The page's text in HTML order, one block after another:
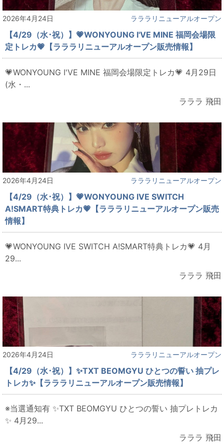
2026年4月24日 ラララリニューアルオープン
【4/29（水･祝）】💗WONYOUNG I'VE MINE 福岡会場限
定トレカ💗【ラララリニューアルオープン販売情報】
💗WONYOUNG I'VE MINE 福岡会場限定トレカ💗 4月29日
(水・...
ラララ 飛田
2026年4月24日 ラララリニューアルオープン
【4/29（水･祝）】💗WONYOUNG IVE SWITCH
A!SMART特典トレカ💗【ラララリニューアルオープン販売
情報】
💗WONYOUNG IVE SWITCH A!SMART特典トレカ💗 4月
29...
ラララ 飛田
2026年4月24日 ラララリニューアルオープン
【4/29（水･祝）】✨TXT BEOMGYU ひとつの誓い 抽プレ
トレカ✨【ラララリニューアルオープン販売情報】
※当選通知有 ✨TXT BEOMGYU ひとつの誓い 抽プレトレカ
✨ 4月29...
ラララ 飛田